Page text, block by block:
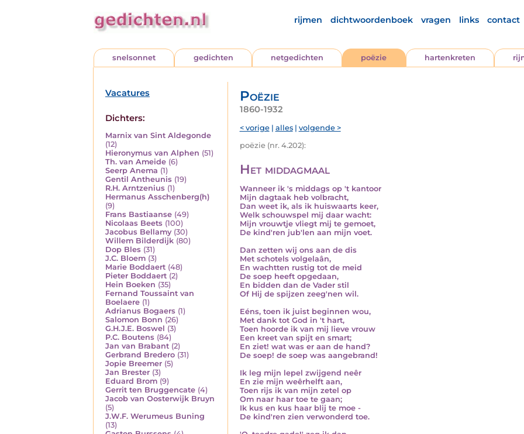
rijmen dichtwoordenboek vragen links contact
snelsonnet gedichten netgedichten poëzie hartenkreten
Vacatures
Dichters:
Marnix van Sint Aldegonde
(12)
Hieronymus van Alphen (51)
Th. van Ameide (6)
Seerp Anema (1)
Gentil Antheunis (19)
R.H. Arntzenius (1)
Hermanus Asschenberg(h)
(9)
Frans Bastiaanse (49)
Nicolaas Beets (100)
Jacobus Bellamy (30)
Willem Bilderdijk (80)
Dop Bles (31)
J.C. Bloem (3)
Marie Boddaert (48)
Pieter Boddaert (2)
Hein Boeken (35)
Fernand Toussaint van
Boelaere (1)
Adrianus Bogaers (1)
Salomon Bonn (26)
G.H.J.E. Boswel (3)
P.C. Boutens (84)
Jan van Brabant (2)
Gerbrand Bredero (31)
Jopie Breemer (5)
Jan Brester (3)
Eduard Brom (9)
Gerrit ten Bruggencate (4)
Jacob van Oosterwijk Bruyn
(5)
J.W.F. Werumeus Buning
(13)
Poëzie
1860-1932
< vorige| alles| volgende >
poëzie (nr. 4.202):
Het middagmaal
Wanneer ik 's middags op 't kantoor
Mijn dagtaak heb volbracht,
Dan weet ik, als ik huiswaarts keer,
Welk schouwspel mij daar wacht:
Mijn vrouwtje vliegt mij te gemoet,
De kind'ren jub'len aan mijn voet.
Dan zetten wij ons aan de dis
Met schotels volgelaân,
En wachtten rustig tot de meid
De soep heeft opgedaan,
En bidden dan de Vader stil
Of Hij de spijzen zeeg'nen wil.
Eéns, toen ik juist beginnen wou,
Met dank tot God in 't hart,
Toen hoorde ik van mij lieve vrouw
Een kreet van spijt en smart;
En ziet! wat was er aan de hand?
De soep! de soep was aangebrand!
Ik leg mijn lepel zwijgend neêr
En zie mijn weêrhelft aan,
Toen rijs ik van mijn zetel op
Om naar haar toe te gaan;
Ik kus en kus haar blij te moe -
De kind'ren zien verwonderd toe.